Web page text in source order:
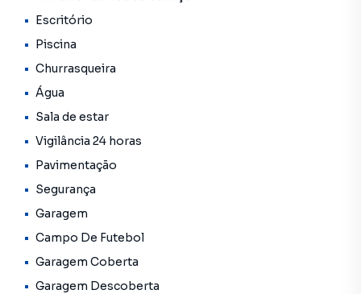
constantes neste site, estão sujeitos a sofrer alterações
em seus valores, bem como a disponibilidade.
Reservamos o direito de qualquer erro de digitação.
Escritório
Piscina
Churrasqueira
Água
Sala de estar
Vigilância 24 horas
Pavimentação
Segurança
Garagem
Campo De Futebol
Garagem Coberta
Garagem Descoberta